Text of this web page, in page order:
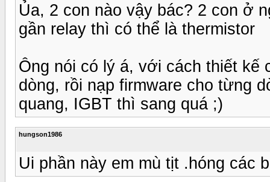
Ủa, 2 con nào vậy bác? 2 con ở
gần relay thì có thể là thermistor
Ông nói có lý á, với cách thiết kế
dòng, rồi nạp firmware cho từng
quang, IGBT thì sang quá ;)
hungson1986
Ui phần này em mù tịt .hóng các